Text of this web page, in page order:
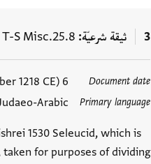
3 ثيقة شرعيّة T-S Misc.25.8
Document date
6 Tishrei 1530 Seleucid (October 1218–November 1218 CE)
Primary language
Arabic
1530 Seleucid, which is
taken for purposes of dividing
العلامات